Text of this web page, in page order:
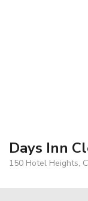
Days Inn
150 Hotel Heights,